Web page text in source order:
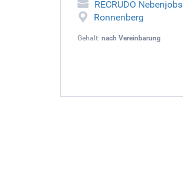
RECRUDO Nebenjobs
Ronnenberg
Gehalt: nach Vereinbarung